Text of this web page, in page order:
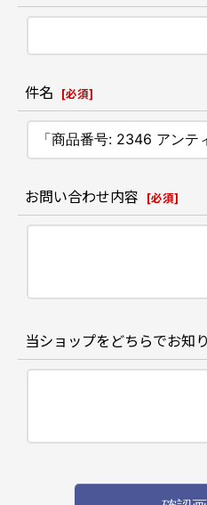
件名 [必須]
お問い合わせ内容 [必須]
当ショップをどちらでお知